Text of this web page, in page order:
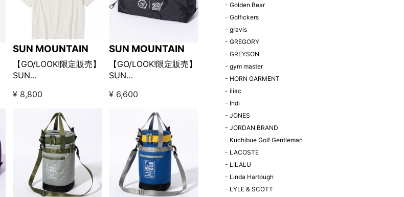
SUN MOUNTAIN
【GO/LOOK!限定販売】
SUN
Golf Gentleman Tシャ
¥ 8,800
SUN MOUNTAIN
【GO/LOOK!限定販売】
SUN
Golf Gentleman シュー
¥ 6,600
- Golden Bear
- Golfickers
- gravis
- GREGORY
- GREYSON
- gym master
- HORN GARMENT
- iliac
- Indi
- JONES
- JORDAN BRAND
- Kuchibue Golf Gentleman
- LACOSTE
- LILALU
- Linda Hartough
- LYLE & SCOTT